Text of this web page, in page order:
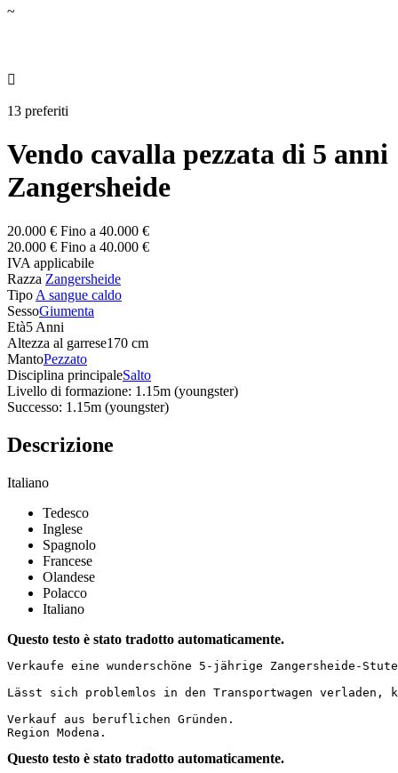
~

13 preferiti
Vendo cavalla pezzata di 5 anni
Zangersheide
20.000 € Fino a 40.000 €
20.000 € Fino a 40.000 €
IVA applicabile
Razza Zangersheide
Tipo A sangue caldo
SessoGiumenta
Età5 Anni
Altezza al garrese170 cm
MantoPezzato
Disciplina principaleSalto
Livello di formazione: 1.15m (youngster)
Successo: 1.15m (youngster)
Descrizione
Italiano
Tedesco
Inglese
Spagnolo
Francese
Olandese
Polacco
Italiano
Questo testo è stato tradotto automaticamente.
Verkaufe eine wunderschöne 5-jährige Zangersheide-
Lässt sich problemlos in den Transportwagen verladen,
Verkauf aus beruflichen Gründen.
Region Modena.
Questo testo è stato tradotto automaticamente.